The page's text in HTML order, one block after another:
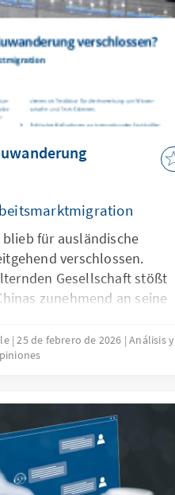
für ausländische
verschlossen.
Gesellschaft stößt
zunehmend an seine
absehbare Zeit erfordern
und Europa könnte mit
25 de febrero de 2026 Análisis y